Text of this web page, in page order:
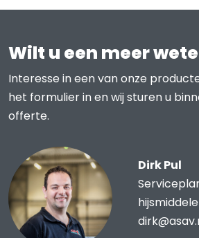
Wilt u een meer
Interesse in een van onze
het formulier in en wij sturen u
offerte.
Dirk Pul